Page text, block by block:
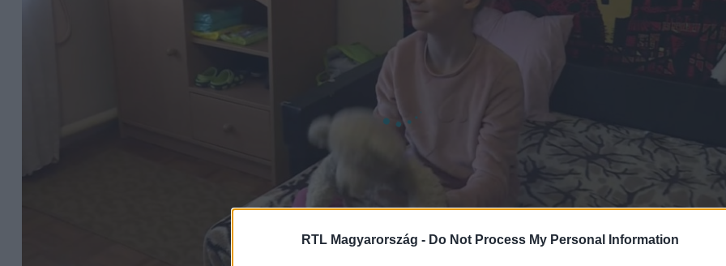
RTL Magyarország - Do Not Process My Personal Information